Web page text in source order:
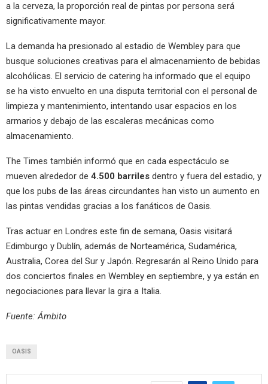
a la cerveza, la proporción real de pintas por persona será
significativamente mayor.
La demanda ha presionado al estadio de Wembley para que
busque soluciones creativas para el almacenamiento de bebidas
alcohólicas. El servicio de catering ha informado que el equipo
se ha visto envuelto en una disputa territorial con el personal de
limpieza y mantenimiento, intentando usar espacios en los
armarios y debajo de las escaleras mecánicas como
almacenamiento.
The Times también informó que en cada espectáculo se
mueven alrededor de 4.500 barriles dentro y fuera del estadio, y
que los pubs de las áreas circundantes han visto un aumento en
las pintas vendidas gracias a los fanáticos de Oasis.
Tras actuar en Londres este fin de semana, Oasis visitará
Edimburgo y Dublín, además de Norteamérica, Sudamérica,
Australia, Corea del Sur y Japón. Regresarán al Reino Unido para
dos conciertos finales en Wembley en septiembre, y ya están en
negociaciones para llevar la gira a Italia.
Fuente: Ámbito
OASIS